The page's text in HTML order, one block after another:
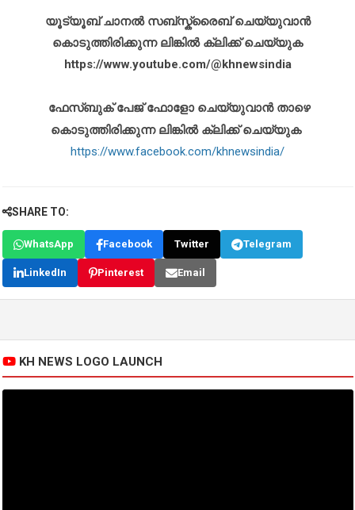
യൂട്യൂബ് ചാനൽ സബ്സ്ക്രൈബ് ചെയ്യുവാൻ
കൊടുത്തിരിക്കുന്ന ലിങ്കിൽ ക്ലിക്ക് ചെയ്യുക
https://www.youtube.com/@khnewsindia
ഫേസ്ബുക് പേജ് ഫോളോ ചെയ്യുവാൻ താഴെ
കൊടുത്തിരിക്കുന്ന ലിങ്കിൽ ക്ലിക്ക് ചെയ്യുക
https://www.facebook.com/khnewsindia/
SHARE TO:
WhatsApp Facebook Twitter Telegram
LinkedIn Pinterest Email
KH NEWS LOGO LAUNCH